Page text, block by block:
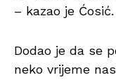
– kazao je Ćosić.
Dodao je da se
neko vrijeme